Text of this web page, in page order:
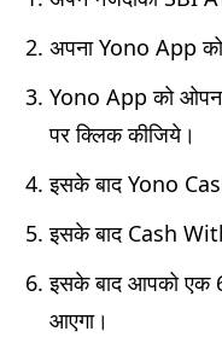
अपना Yono App
Yono App को
पर क्लिक कीजिये।
इसके बाद Yono
इसके बाद Cash
इसके बाद आपको
आएगा।